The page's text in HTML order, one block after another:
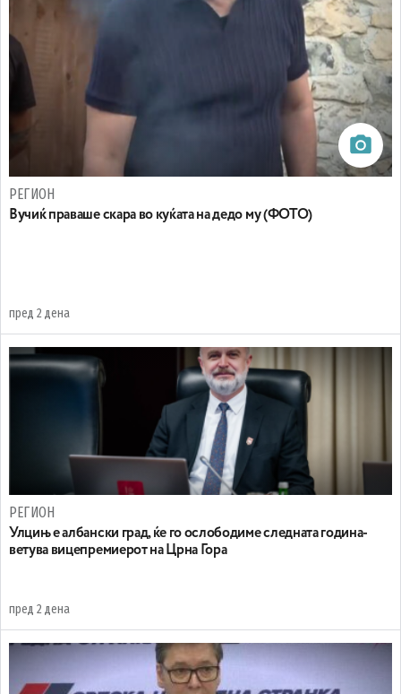
РЕГИОН
Вучиќ праваше скара во куќата на дедо му (ФОТО)
пред 2 дена
РЕГИОН
Улцињ е албански град, ќе го ослободиме следната година-
ветува вицепремиерот на Црна Гора
пред 2 дена